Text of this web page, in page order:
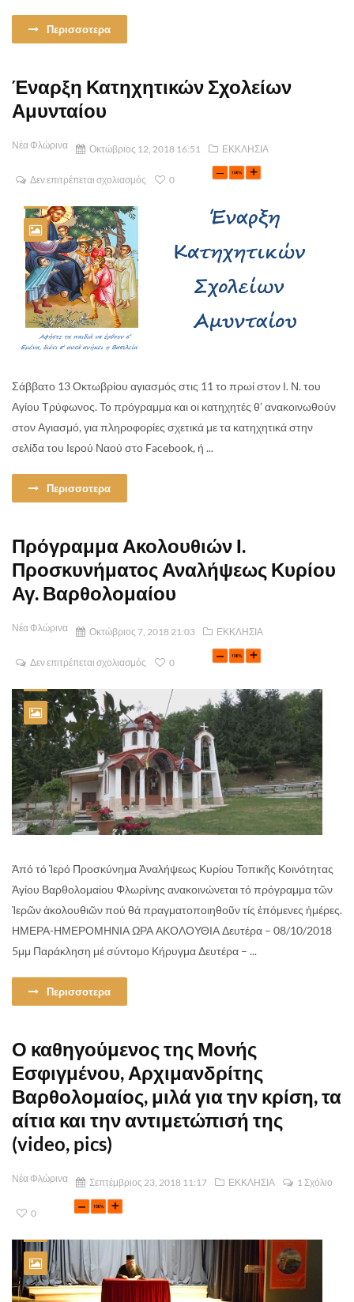
Περισσοτερα
Έναρξη Κατηχητικών Σχολείων
Αμυνταίου
Νέα Φλώρινα Οκτώβριος 12, 2018 16:51 ΕΚΚΛΗΣΙΑ
Δεν επιτρέπεται σχολιασμός 0
Σάββατο 13 Οκτωβρίου αγιασμός στις 11 το πρωί στον Ι. Ν. του
Αγίου Τρύφωνος. Το πρόγραμμα και οι κατηχητές θ’ ανακοινωθούν
στον Αγιασμό, για πληροφορίες σχετικά με τα κατηχητικά στην
σελίδα του Ιερού Ναού στο Facebook, ή ...
Περισσοτερα
Πρόγραμμα Ακολουθιών Ι.
Προσκυνήματος Αναλήψεως Κυρίου
Αγ. Βαρθολομαίου
Νέα Φλώρινα Οκτώβριος 7, 2018 21:03 ΕΚΚΛΗΣΙΑ
Δεν επιτρέπεται σχολιασμός 0
Ἀπό τό Ἱερό Προσκύνημα Ἀναλήψεως Κυρίου Τοπικῆς Κοινότητας
Ἁγίου Βαρθολομαίου Φλωρίνης ανακοινώνεται τό πρόγραμμα τῶν
Ἱερῶν ἀκολουθιῶν πού θά πραγματοποιηθοῦν τίς ἐπόμενες ἡμέρες.
ΗΜΕΡΑ-ΗΜΕΡΟΜΗΝΙΑ ΩΡΑ ΑΚΟΛΟΥΘΙΑ Δευτέρα – 08/10/2018
5μμ Παράκληση μέ σύντομο Κήρυγμα Δευτέρα – ...
Περισσοτερα
Ο καθηγούμενος της Μονής
Εσφιγμένου, Αρχιμανδρίτης
Βαρθολομαίος, μιλά για την κρίση, τα
αίτια και την αντιμετώπισή της
(video, pics)
Νέα Φλώρινα Σεπτέμβριος 23, 2018 11:17 ΕΚΚΛΗΣΙΑ 1 Σχόλιο
0